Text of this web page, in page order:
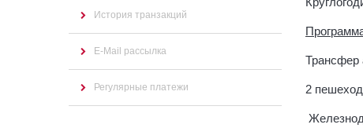
История транзакций
E-Mail рассылка
Регулярные платежи
Трансфер
2